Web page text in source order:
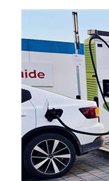
envanteri, trafik
alanlarını
koruma babaları
destekleri,
kapıları, yükleme
Yüzey işleme :
kaplamalı Ağır
alanları için
trafiği, araba